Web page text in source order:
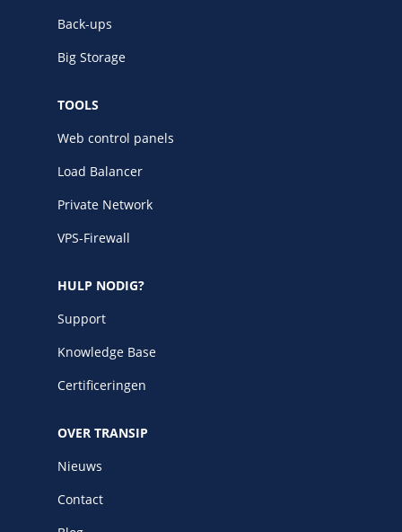
Back-ups
Big Storage
TOOLS
Web control panels
Load Balancer
Private Network
VPS-Firewall
HULP NODIG?
Support
Knowledge Base
Certificeringen
OVER TRANSIP
Nieuws
Contact